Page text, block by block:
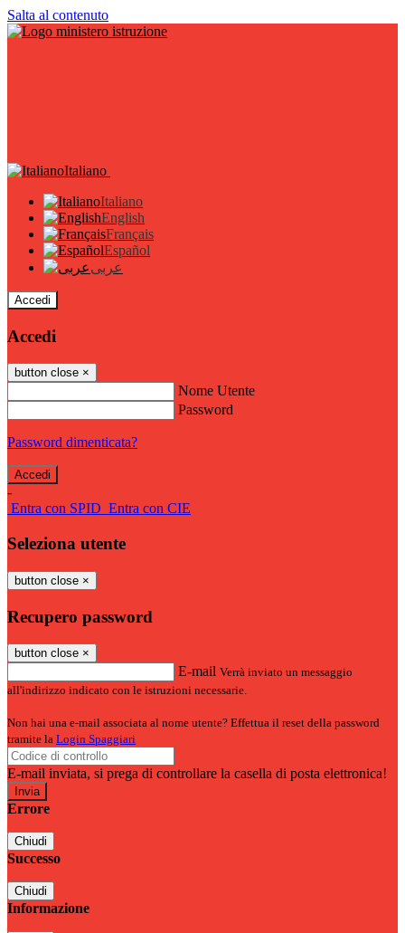
Salta al contenuto
Italiano
Italiano
English
Français
Español
عربى
Accedi
Accedi
button close ×
Nome Utente
Password
Password dimenticata?
-
Entra con SPID Entra con CIE
Seleziona utente
button close ×
Recupero password
button close ×
E-mail Verrà inviato un messaggio
all'indirizzo indicato con le istruzioni necessarie.
Non hai una e-mail associata al nome utente? Effettua il reset della password
tramite la Login Spaggiari
E-mail inviata, si prega di controllare la casella di posta elettronica!
Errore
Chiudi
Successo
Chiudi
Informazione